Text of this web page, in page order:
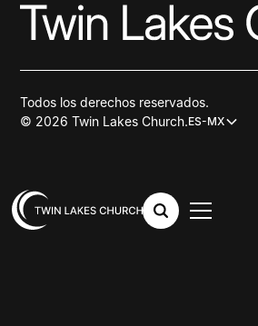
© 2026 Twin Lakes Church.ES-MX
Todos los derechos reservados.